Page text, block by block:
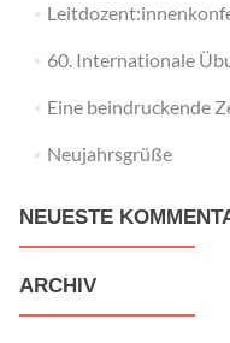
60. Internationale
Eine beindruckende
Neujahrsgrüße
NEUESTE
ARCHIV